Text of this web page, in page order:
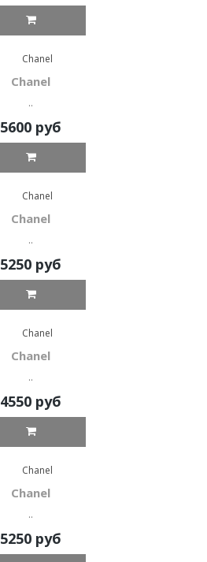
Chanel
..
5600 руб
Chanel
..
5250 руб
Chanel
..
4550 руб
Chanel
..
5250 руб